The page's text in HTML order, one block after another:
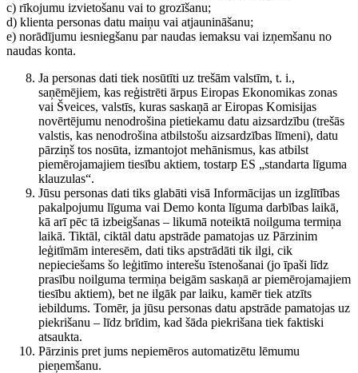
c) rīkojumu izvietošanu vai to grozīšanu;
d) klienta personas datu maiņu vai atjaunināšanu;
e) norādījumu iesniegšanu par naudas iemaksu vai izņemšanu no
naudas konta.
Ja personas dati tiek nosūtīti uz trešām valstīm, t. i.,
saņēmējiem, kas reģistrēti ārpus Eiropas Ekonomikas zonas
vai Šveices, valstīs, kuras saskaņā ar Eiropas Komisijas
novērtējumu nenodrošina pietiekamu datu aizsardzību (trešās
valstis, kas nenodrošina atbilstošu aizsardzības līmeni), datu
pārziņš tos nosūta, izmantojot mehānismus, kas atbilst
piemērojamajiem tiesību aktiem, tostarp ES „standarta līguma
klauzulas“.
Jūsu personas dati tiks glabāti visā Informācijas un izglītības
pakalpojumu līguma vai Demo konta līguma darbības laikā,
kā arī pēc tā izbeigšanas – likumā noteiktā noilguma termiņa
laikā. Tiktāl, ciktāl datu apstrāde pamatojas uz Pārzinim
leģitīmām interesēm, dati tiks apstrādāti tik ilgi, cik
nepieciešams šo leģitīmo interešu īstenošanai (jo īpaši līdz
prasību noilguma termiņa beigām saskaņā ar piemērojamajiem
tiesību aktiem), bet ne ilgāk par laiku, kamēr tiek atzīts
iebildums. Tomēr, ja jūsu personas datu apstrāde pamatojas uz
piekrišanu – līdz brīdim, kad šāda piekrišana tiek faktiski
atsaukta.
Pārzinis pret jums nepiemēros automatizētu lēmumu
pieņemšanu.